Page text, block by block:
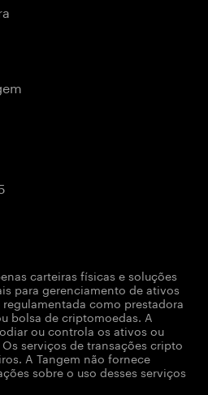
carteiras físicas e soluções
para gerenciamento de ativos
como prestadora
bolsa de criptomoedas. A
ou controla os ativos ou
serviços de transações cripto
A Tangem não fornece
sobre o uso desses serviços